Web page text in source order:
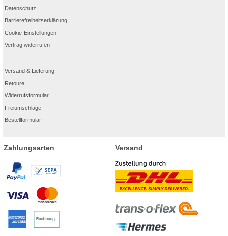
Datenschutz
Barrierefreiheitserklärung
Cookie-Einstellungen
Vertrag widerrufen
Versand & Lieferung
Retoure
Widerrufsformular
Freiumschläge
Bestellformular
Zahlungsarten Versand